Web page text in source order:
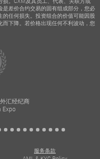
差价合约交易的固有组成部分，您必
任何损失。投资组合的价值可能因股
下降。若价格出现任何不利波动，您
汇经纪商
Expo
服务条款